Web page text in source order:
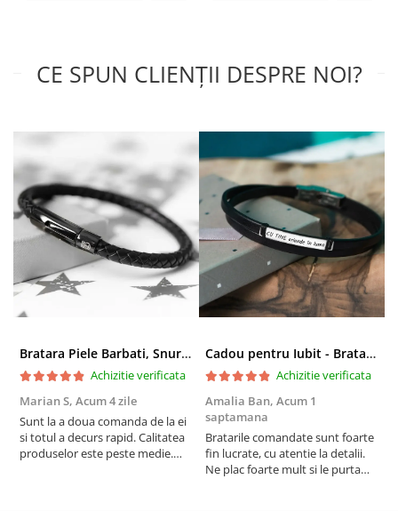
CE SPUN CLIENȚII DESPRE NOI?
Bratara Piele Barbati, Snur Impletit si Inox Negru Cromat
Achizitie verificata
Marian S, Acum 4 zile
Sunt la a doua comanda de la ei
si totul a decurs rapid. Calitatea
produselor este peste medie.
Cadou pentru Iubit - Bratara din Piele si Argint - mesaj Cu tine
Achizitie verificata
Amalia Ban, Acum 1
saptamana
Bratarile comandate sunt foarte
fin lucrate, cu atentie la detalii.
Ne plac foarte mult si le purtam